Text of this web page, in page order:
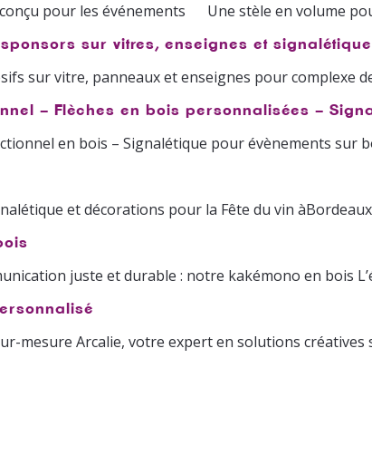
pour les événements Une stèle en volume
sur vitres, enseignes et
sur vitre, panneaux et enseignes pour complexe
– Flèches en bois personnalisées –
en bois – Signalétique pour évènements sur
et décorations pour la Fête du vin
juste et durable : notre kakémono en bois
mesure Arcalie, votre expert en solutions